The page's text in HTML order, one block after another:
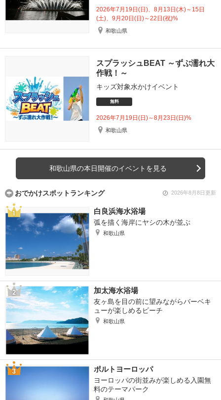
2026年7月19日(日)、8月13日(木)～15日
(土)、9月20日(日)～22日(祝)%
和歌山県
スプラッシュBEAT ～ずぶ濡れ大
作戦！～
キッズ対象水かけイベント
無料
2026年7月19日(日)～8月23日(日)%
和歌山県
和歌山県の本日開催のイベントを見る
おでかけスポットランキング 2026年8月8日更新
白良浜海水浴場
弧を描く海岸にヤシの木が並ぶ
和歌山県
加太海水浴場
友ヶ島を目の前に望みながらバーベキ
ューが楽しめるビーチ
和歌山県
ポルトヨーロッパ
ヨーロッパの街並みが楽しめる入園無
料のテーマパーク